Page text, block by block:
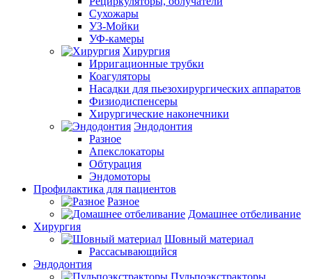
Сухожары
УЗ-Мойки
УФ-камеры
Хирургия
Ирригационные трубки
Коагуляторы
Насадки для пьезохирургических аппаратов
Физиодиспенсеры
Хирургические наконечники
Эндодонтия
Разное
Апекслокаторы
Обтурация
Эндомоторы
Профилактика для пациентов
Разное
Домашнее отбеливание
Хирургия
Шовный материал
Рассасывающийся
Эндодонтия
Пульпоэкстракторы